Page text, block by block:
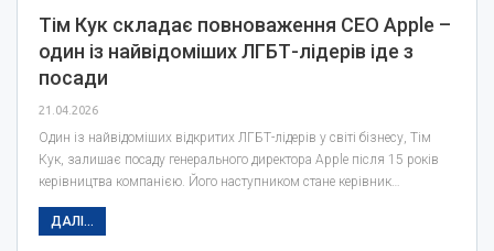
Тім Кук складає повноваження CEO Apple –
один із найвідоміших ЛГБТ-лідерів іде з
посади
21.04.2026
Один із найвідоміших відкритих ЛГБТ-лідерів у світі бізнесу, Тім
Кук, залишає посаду генерального директора Apple після 15 років
керівництва компанією. Його наступником стане керівник…
ДАЛІ...